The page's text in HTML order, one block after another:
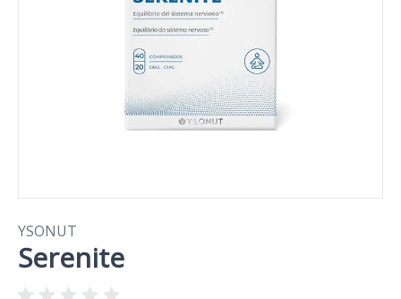
YSONUT
Serenite